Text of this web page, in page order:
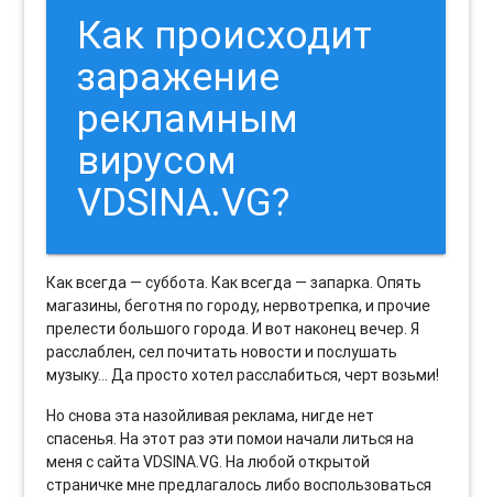
Как происходит
заражение
рекламным
вирусом
VDSINA.VG?
Как всегда — суббота. Как всегда — запарка. Опять
магазины, беготня по городу, нервотрепка, и прочие
прелести большого города. И вот наконец вечер. Я
расслаблен, сел почитать новости и послушать
музыку… Да просто хотел расслабиться, черт возьми!
Но снова эта назойливая реклама, нигде нет
спасенья. На этот раз эти помои начали литься на
меня с сайта VDSINA.VG. На любой открытой
страничке мне предлагалось либо воспользоваться